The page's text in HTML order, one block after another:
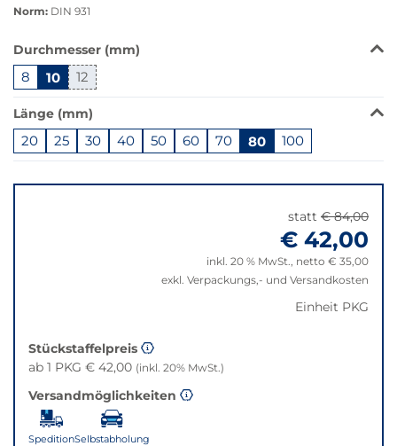
Norm: DIN 931
Das
ist
in
dieser
Variante
nicht
Bei
Alternative
der
gewünschten
Variante.
Durchmesser (mm)
8 10 12
Länge (mm)
20 25 30 40 50 60 70 80 100
zu
statt € 84,00
€ 42,00
inkl. 20 % MwSt., netto € 35,00
exkl. Verpackungs,- und Versandkosten
Einheit PKG
Stückstaffelpreis
ab 1 PKG € 42,00 (inkl. 20% MwSt.)
Versandmöglichkeiten
SpeditionSelbstabholung